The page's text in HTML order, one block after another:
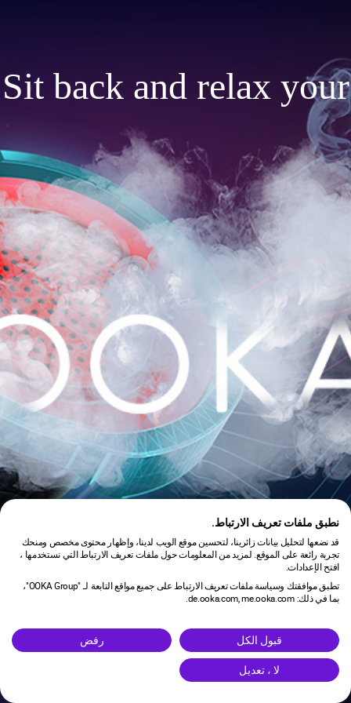
Sit back and relax your
is under maintenance.
نطبق ملفات تعريف الارتباط.
قد نضعها لتحليل بيانات زائرينا، لتحسين موقع الويب لدينا، وإظهار محتوى مخصص ومنحك
تجربة رائعة على الموقع. لمزيد من المعلومات حول ملفات تعريف الارتباط التي نستخدمها ،
افتح الإعدادات.
تطبق موافقتك وسياسة ملفات تعريف الارتباط على جميع مواقع التابعة لـ "OOKA Group"،
بما في ذلك: de.ooka.com, me.ooka.com.
قبول الكل رفض
لا ، تعديل